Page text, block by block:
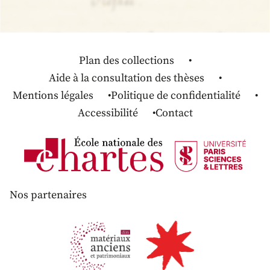
Plan des collections
Aide à la consultation des thèses
Mentions légales
Politique de confidentialité
Accessibilité
Contact
Nos partenaires